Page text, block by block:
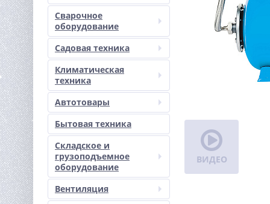
Сварочное
оборудование
Садовая техника
Климатическая
техника
Автотовары
Бытовая техника
Складское и
грузоподъемное
оборудование
Вентиляция
ВИДЕО